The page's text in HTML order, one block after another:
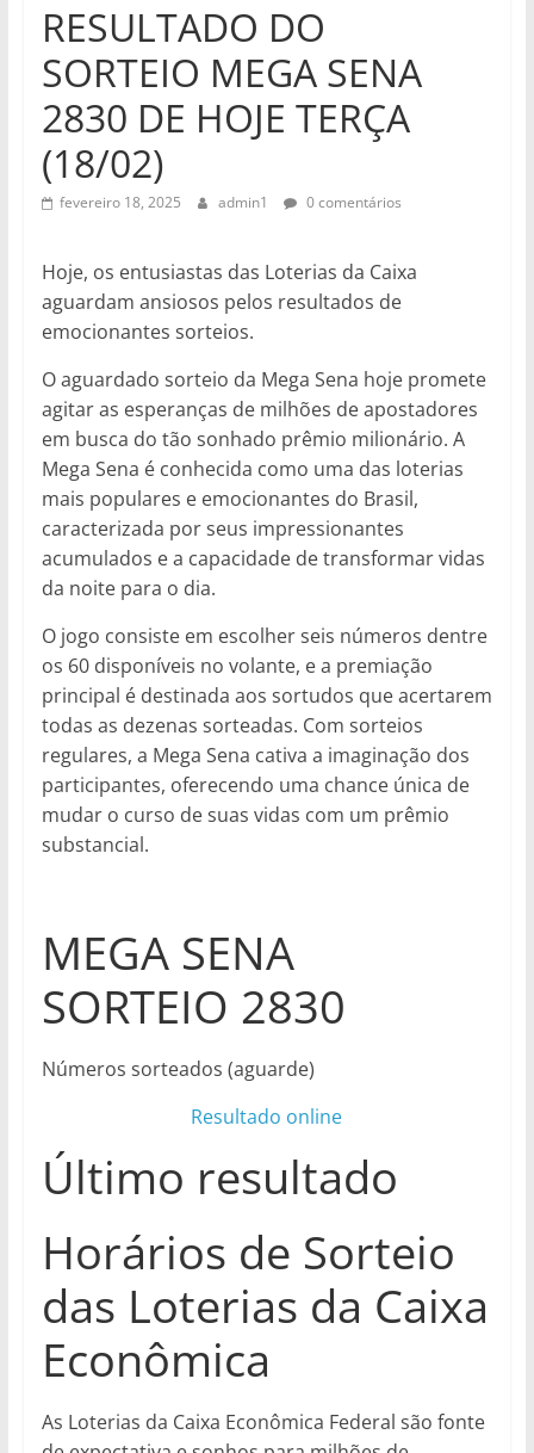
RESULTADO DO
SORTEIO MEGA SENA
2830 DE HOJE TERÇA
(18/02)
fevereiro 18, 2025 admin1 0 comentários
Hoje, os entusiastas das Loterias da Caixa
aguardam ansiosos pelos resultados de
emocionantes sorteios.
O aguardado sorteio da Mega Sena hoje promete
agitar as esperanças de milhões de apostadores
em busca do tão sonhado prêmio milionário. A
Mega Sena é conhecida como uma das loterias
mais populares e emocionantes do Brasil,
caracterizada por seus impressionantes
acumulados e a capacidade de transformar vidas
da noite para o dia.
O jogo consiste em escolher seis números dentre
os 60 disponíveis no volante, e a premiação
principal é destinada aos sortudos que acertarem
todas as dezenas sorteadas. Com sorteios
regulares, a Mega Sena cativa a imaginação dos
participantes, oferecendo uma chance única de
mudar o curso de suas vidas com um prêmio
substancial.
MEGA SENA
SORTEIO 2830
Números sorteados (aguarde)
Resultado online
Último resultado
Horários de Sorteio
das Loterias da Caixa
Econômica
As Loterias da Caixa Econômica Federal são fonte